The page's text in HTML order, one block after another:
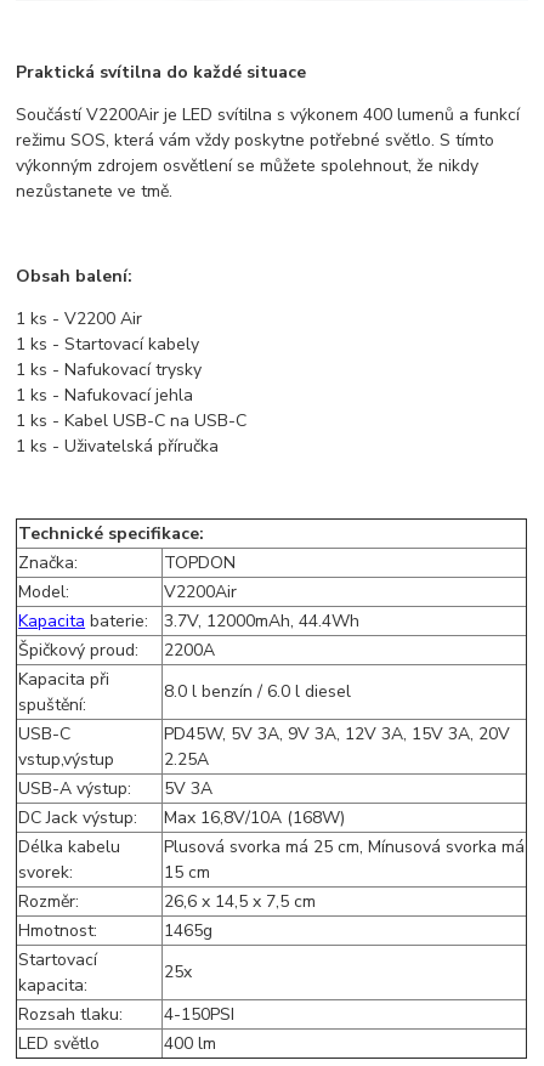
Praktická svítilna do každé situace
Součástí V2200Air je LED svítilna s výkonem 400 lumenů a funkcí
režimu SOS, která vám vždy poskytne potřebné světlo. S tímto
výkonným zdrojem osvětlení se můžete spolehnout, že nikdy
nezůstanete ve tmě.
Obsah balení:
1 ks - V2200 Air
1 ks - Startovací kabely
1 ks - Nafukovací trysky
1 ks - Nafukovací jehla
1 ks - Kabel USB-C na USB-C
1 ks - Uživatelská příručka
Technické specifikace:
Značka:
TOPDON
Model:
V2200Air
Kapacita baterie:
3.7V, 12000mAh, 44.4Wh
Špičkový proud:
2200A
Kapacita při
spuštění:
8.0 l benzín / 6.0 l diesel
USB-C
vstup,výstup
PD45W, 5V 3A, 9V 3A, 12V 3A, 15V 3A, 20V
2.25A
USB-A výstup:
5V 3A
DC Jack výstup:
Max 16,8V/10A (168W)
Délka kabelu
svorek:
Plusová svorka má 25 cm, Mínusová svorka má
15 cm
Rozměr:
26,6 x 14,5 x 7,5 cm
Hmotnost:
1465g
Startovací
kapacita:
25x
Rozsah tlaku:
4-150PSI
LED světlo
400 lm